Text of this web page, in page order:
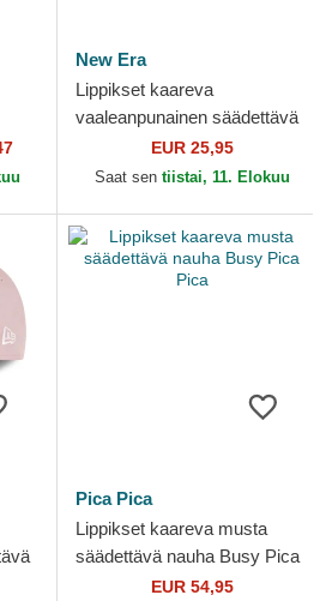
New Era
Lippikset kaareva
vaaleanpunainen säädettävä
nauha 9FORTY League
Essential New York Yankees
EUR 25,95
Saat sen tiistai, 11. Elokuu
Pica Pica
Lippikset kaareva musta
säädettävä nauha Busy Pica
EUR 54,95